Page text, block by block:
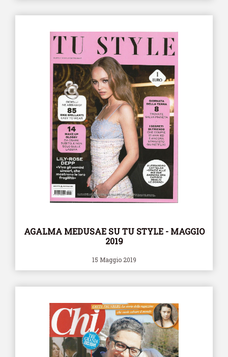
AGALMA MEDUSAE SU TU STYLE - MAGGIO
2019
15 Maggio 2019